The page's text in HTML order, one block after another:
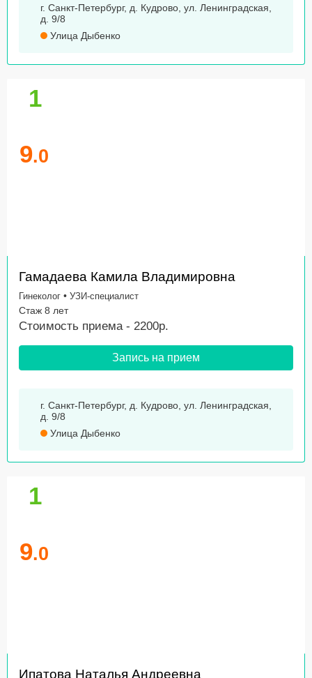
г. Санкт-Петербург, д. Кудрово, ул. Ленинградская,
д. 9/8
Улица Дыбенко
1
9.0
Гамадаева Камила Владимировна
Гинеколог • УЗИ-специалист
Стаж 8 лет
Стоимость приема - 2200р.
Запись на прием
г. Санкт-Петербург, д. Кудрово, ул. Ленинградская,
д. 9/8
Улица Дыбенко
1
9.0
Ипатова Наталья Андреевна